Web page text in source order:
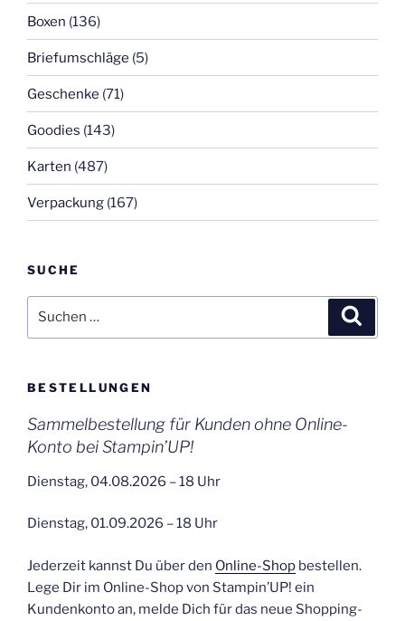
Boxen (136)
Briefumschläge (5)
Geschenke (71)
Goodies (143)
Karten (487)
Verpackung (167)
SUCHE
nach:
BESTELLUNGEN
Sammelbestellung für Kunden ohne Online-
Konto bei Stampin’UP!
Dienstag, 04.08.2026 – 18 Uhr
Dienstag, 01.09.2026 – 18 Uhr
Jederzeit kannst Du über den Online-Shop bestellen.
Lege Dir im Online-Shop von Stampin’UP! ein
Kundenkonto an, melde Dich für das neue Shopping-